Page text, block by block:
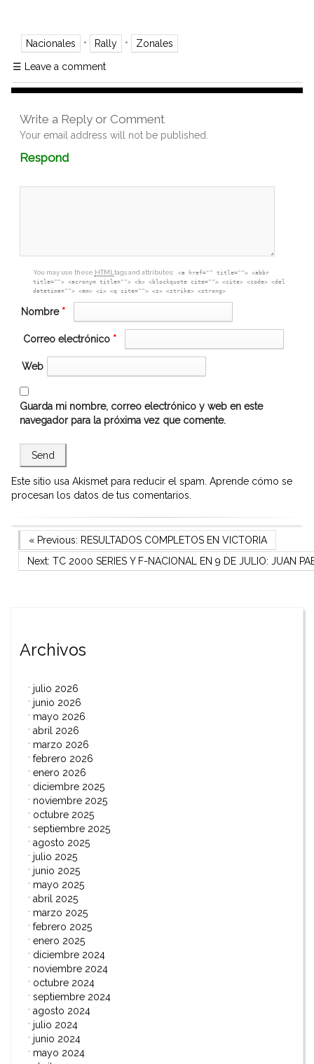
Nacionales • Rally • Zonales
☰ Leave a comment
Write a Reply or Comment
Your email address will not be published.
RespondComment
box
You may use these HTML tags and attributes:
<a href="" title=""> <abbr
title=""> <acronym title=""> <b> <blockquote cite=""> <cite> <code> <del
datetime=""> <em> <i> <q cite=""> <s> <strike> <strong>
Nombre *
Correo electrónico *
Web
Guarda mi nombre, correo electrónico y web en este
navegador para la próxima vez que comente.
Este sitio usa Akismet para reducir el spam. Aprende cómo se
procesan los datos de tus comentarios.
Navegación
de
Previous Post
« Previous: RESULTADOS COMPLETOS EN VICTORIA
Next Post
Next: TC 2000 SERIES Y F-NACIONAL EN 9 DE JULIO: JUAN
Archivos
julio 2026
junio 2026
mayo 2026
abril 2026
marzo 2026
febrero 2026
enero 2026
diciembre 2025
noviembre 2025
octubre 2025
septiembre 2025
agosto 2025
julio 2025
junio 2025
mayo 2025
abril 2025
marzo 2025
febrero 2025
enero 2025
diciembre 2024
noviembre 2024
octubre 2024
septiembre 2024
agosto 2024
julio 2024
junio 2024
mayo 2024